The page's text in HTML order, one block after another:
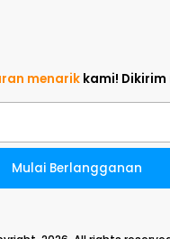
menarik kami!
Mulai Berlangganan